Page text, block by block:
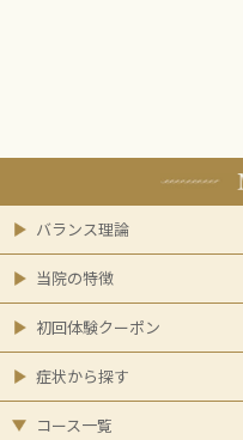
バランス理論
当院の特徴
初回体験クーポン
症状から探す
コース一覧